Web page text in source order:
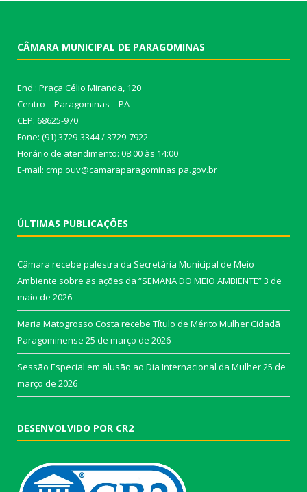
CÂMARA MUNICIPAL DE PARAGOMINAS
End.: Praça Célio Miranda, 120
Centro – Paragominas – PA
CEP: 68625-970
Fone: (91) 3729-3344 / 3729-7922
Horário de atendimento: 08:00 às 14:00
E-mail: cmp.ouv@camaraparagominas.pa.gov.br
ÚLTIMAS PUBLICAÇÕES
Câmara recebe palestra da Secretária Municipal de Meio
Ambiente sobre as ações da “SEMANA DO MEIO AMBIENTE”3 de
maio de 2026
Maria Matogrosso Costa recebe Título de Mérito Mulher Cidadã
Paragominense 25 de março de 2026
Sessão Especial em alusão ao Dia Internacional da Mulher25 de
março de 2026
DESENVOLVIDO POR CR2